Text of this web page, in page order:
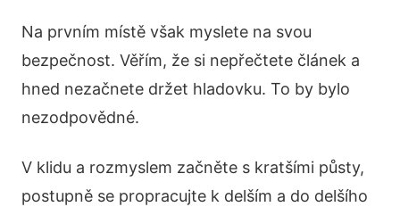
Na prvním místě však myslete na svou
bezpečnost. Věřím, že si nepřečtete článek a
hned nezačnete držet hladovku. To by bylo
nezodpovědné.
V klidu a rozmyslem začněte s kratšími půsty,
postupně se propracujte k delším a do delšího